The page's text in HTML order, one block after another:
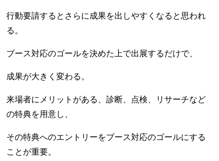
行動要請するとさらに成果を出しやすくなると思われ
る。
ブース対応のゴールを決めた上で出展するだけで、
成果が大きく変わる。
来場者にメリットがある、診断、点検、リサーチなど
の特典を用意し、
その特典へのエントリーをブース対応のゴールにする
ことが重要。